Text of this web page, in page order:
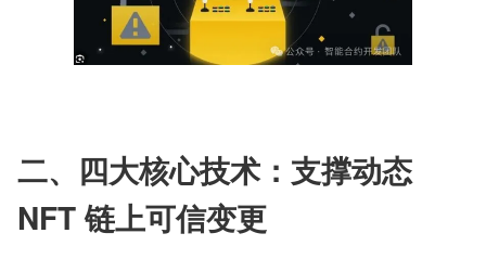
二、四大核心技术：支撑动态
NFT 链上可信变更